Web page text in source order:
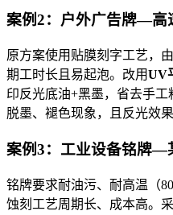
案例2：户外广告牌—高
原方案使用贴膜刻字工艺，
期工时长且易起泡。改用UV
印反光底油+黑墨，省去手
脱墨、褪色现象，且反光效
案例3：工业设备铭牌—
铭牌要求耐油污、耐高温（
蚀刻工艺周期长、成本高。